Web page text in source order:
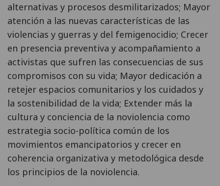
alternativas y procesos desmilitarizados; Mayor
atención a las nuevas características de las
violencias y guerras y del femigenocidio; Crecer
en presencia preventiva y acompañamiento a
activistas que sufren las consecuencias de sus
compromisos con su vida; Mayor dedicación a
retejer espacios comunitarios y los cuidados y
la sostenibilidad de la vida; Extender más la
cultura y conciencia de la noviolencia como
estrategia socio-política común de los
movimientos emancipatorios y crecer en
coherencia organizativa y metodológica desde
los principios de la noviolencia.